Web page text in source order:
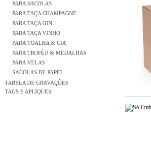
PARA SACOLAS
PARA TAÇA CHAMPAGNE
PARA TAÇA GIN
PARA TAÇA VINHO
PARA TOALHA & CIA
PARA TROFÉU & MEDALHAS
PARA VELAS
SACOLAS DE PAPEL
TABELA DE GRAVAÇÕES
TAGS E APLIQUES